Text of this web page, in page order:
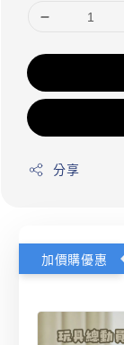
分享
加價購優惠